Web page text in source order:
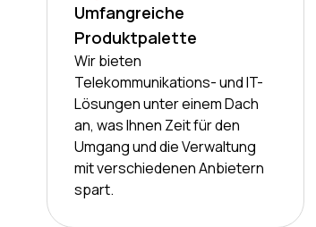
Umfangreiche
Produktpalette
Wir bieten
Telekommunikations- und IT-
Lösungen unter einem Dach
an, was Ihnen Zeit für den
Umgang und die Verwaltung
mit verschiedenen Anbietern
spart.